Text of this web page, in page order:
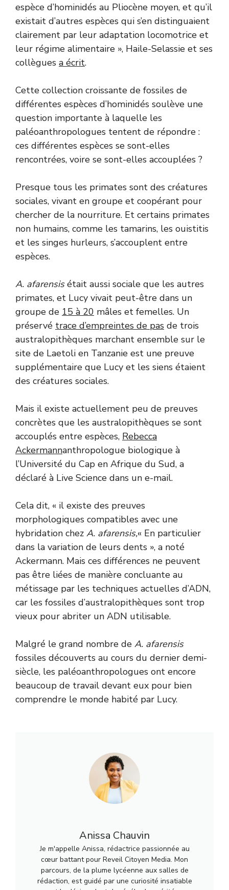
espèce d’hominidés au Pliocène moyen, et qu’il
existait d’autres espèces qui s’en distinguaient
clairement par leur adaptation locomotrice et
leur régime alimentaire », Haile-Selassie et ses
collègues a écrit.
Cette collection croissante de fossiles de
différentes espèces d’hominidés soulève une
question importante à laquelle les
paléoanthropologues tentent de répondre :
ces différentes espèces se sont-elles
rencontrées, voire se sont-elles accouplées ?
Presque tous les primates sont des créatures
sociales, vivant en groupe et coopérant pour
chercher de la nourriture. Et certains primates
non humains, comme les tamarins, les ouistitis
et les singes hurleurs, s’accouplent entre
espèces.
A. afarensisétait aussi sociale que les autres
primates, et Lucy vivait peut-être dans un
groupe de 15 à 20 mâles et femelles. Un
préservé trace d’empreintes de pas de trois
australopithèques marchant ensemble sur le
site de Laetoli en Tanzanie est une preuve
supplémentaire que Lucy et les siens étaient
des créatures sociales.
Mais il existe actuellement peu de preuves
concrètes que les australopithèques se sont
accouplés entre espèces, Rebecca
Ackermannanthropologue biologique à
l’Université du Cap en Afrique du Sud, a
déclaré à Live Science dans un e-mail.
Cela dit, « il existe des preuves
morphologiques compatibles avec une
hybridation chez A. afarensis,« En particulier
dans la variation de leurs dents », a noté
Ackermann. Mais ces différences ne peuvent
pas être liées de manière concluante au
métissage par les techniques actuelles d’ADN,
car les fossiles d’australopithèques sont trop
vieux pour abriter un ADN utilisable.
Malgré le grand nombre de A. afarensis
fossiles découverts au cours du dernier demi-
siècle, les paléoanthropologues ont encore
beaucoup de travail devant eux pour bien
comprendre le monde habité par Lucy.
Anissa Chauvin
Je m'appelle Anissa, rédactrice passionnée au
cœur battant pour Reveil Citoyen Media. Mon
parcours, de la plume lycéenne aux salles de
rédaction, est guidé par une curiosité insatiable